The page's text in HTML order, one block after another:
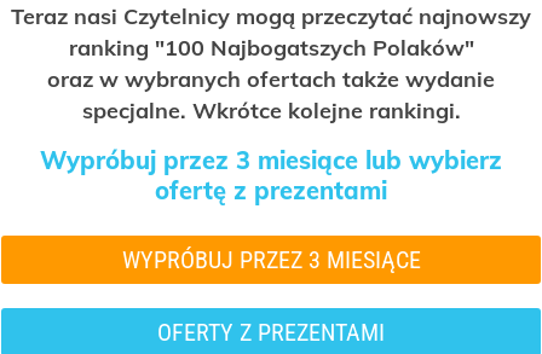
Teraz nasi Czytelnicy mogą przeczytać najnowszy
ranking "100 Najbogatszych Polaków"
oraz w wybranych ofertach także wydanie
specjalne. Wkrótce kolejne rankingi.
Wypróbuj przez 3 miesiące lub wybierz
ofertę z prezentami
WYPRÓBUJ PRZEZ 3 MIESIĄCE
OFERTY Z PREZENTAMI